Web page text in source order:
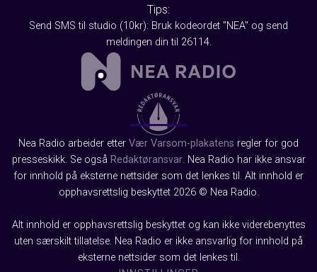
Tips:
Send SMS til studio (10kr): Bruk kodeordet "NEA" og send
meldingen din til 26114.
Nea Radio arbeider etter Vær Varsom-plakatens regler for god
presseskikk. Se også Redaktøransvar. Nea Radio har ikke ansvar
for innhold på eksterne nettsider som det lenkes til. Alt innhold er
opphavsrettslig beskyttet 2026 © Nea Radio.
Alt innhold er opphavsrettslig beskyttet og kan ikke viderebenyttes
uten særskilt tillatelse. Nea Radio er ikke ansvarlig for innhold på
eksterne nettsider som det lenkes til.